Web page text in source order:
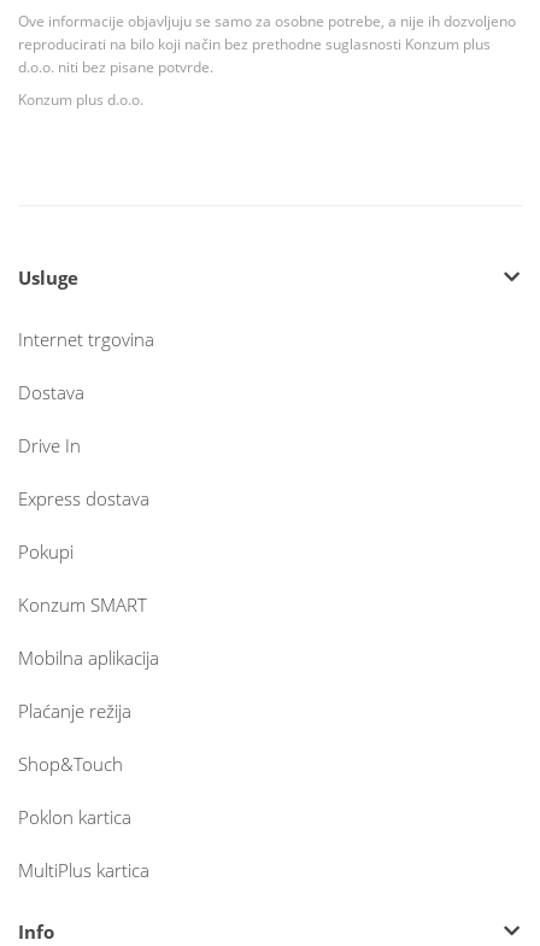
Ove informacije objavljuju se samo za osobne potrebe, a nije ih dozvoljeno
reproducirati na bilo koji način bez prethodne suglasnosti Konzum plus
d.o.o. niti bez pisane potvrde.
Konzum plus d.o.o.
Usluge
Internet trgovina
Dostava
Drive In
Express dostava
Pokupi
Konzum SMART
Mobilna aplikacija
Plaćanje režija
Shop&Touch
Poklon kartica
MultiPlus kartica
Info